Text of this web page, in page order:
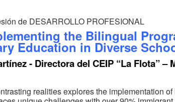
de DESARROLLO PROFESIONAL
the Bilingual
Education in Diverse
- Directora del CEIP “La Flota” –
realities explores the implementation of